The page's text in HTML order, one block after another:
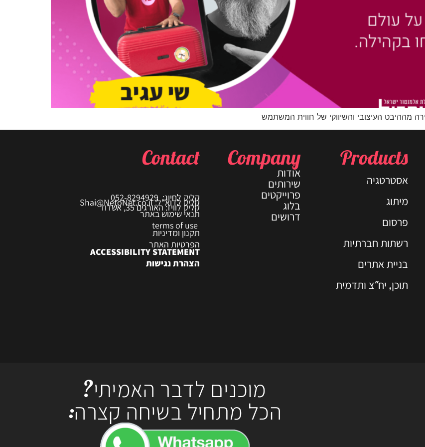
מההיבט העיצובי והשיווקי של חווית המשתמש
Products
אסטרטגיה
מיתוג
פרסום
רשתות חברתיות
בניית אתרים
תוכן, יח"צ ותדמית
Company
אודות
שירותים
פרוייקטים
בלוג
דרושים
Contact
קליק לחיוג: 052-8294929
קליק לדוא"ל: Shai@NetoNet.co.il
קליק לוויז: האורגים 35, אשדוד
תנאי שימוש באתר
תקנון ומדיניות
הפרטיות האתר
ACCESSIBILITY STATEMENT
הצהרת נגישות
מוכנים לדבר האמיתי?
הכל מתחיל בשיחה קצרה: